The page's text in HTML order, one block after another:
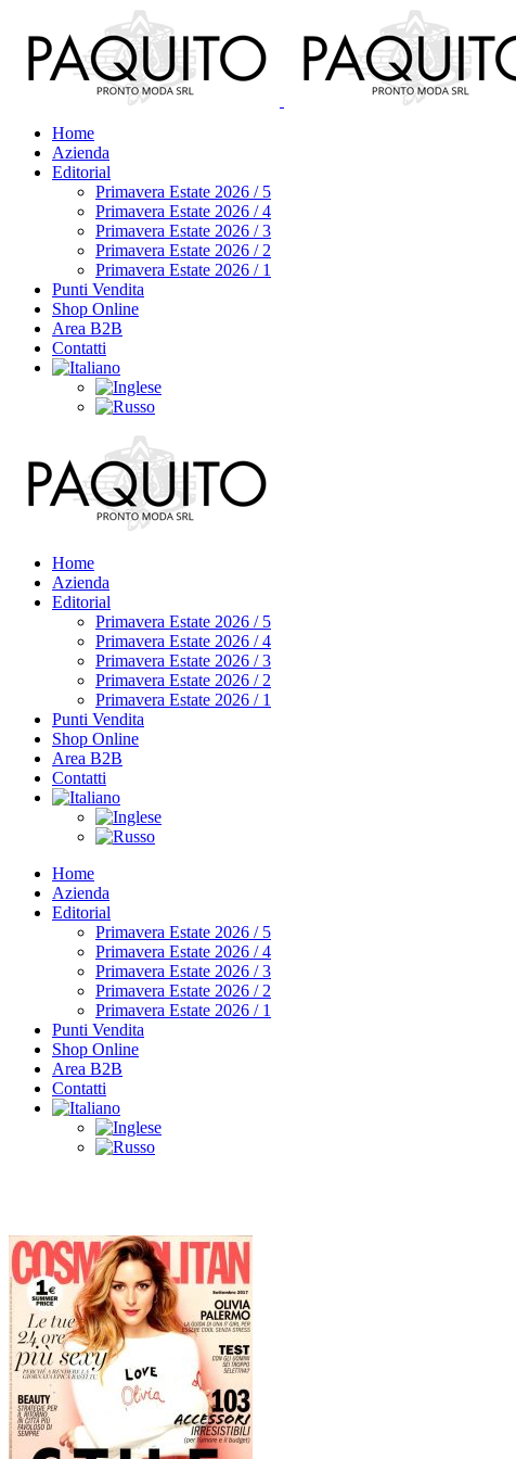
Home
Azienda
Editorial
Primavera Estate 2026 / 5
Primavera Estate 2026 / 4
Primavera Estate 2026 / 3
Primavera Estate 2026 / 2
Primavera Estate 2026 / 1
Punti Vendita
Shop Online
Area B2B
Contatti
Home
Azienda
Editorial
Primavera Estate 2026 / 5
Primavera Estate 2026 / 4
Primavera Estate 2026 / 3
Primavera Estate 2026 / 2
Primavera Estate 2026 / 1
Punti Vendita
Shop Online
Area B2B
Contatti
Home
Azienda
Editorial
Primavera Estate 2026 / 5
Primavera Estate 2026 / 4
Primavera Estate 2026 / 3
Primavera Estate 2026 / 2
Primavera Estate 2026 / 1
Punti Vendita
Shop Online
Area B2B
Contatti